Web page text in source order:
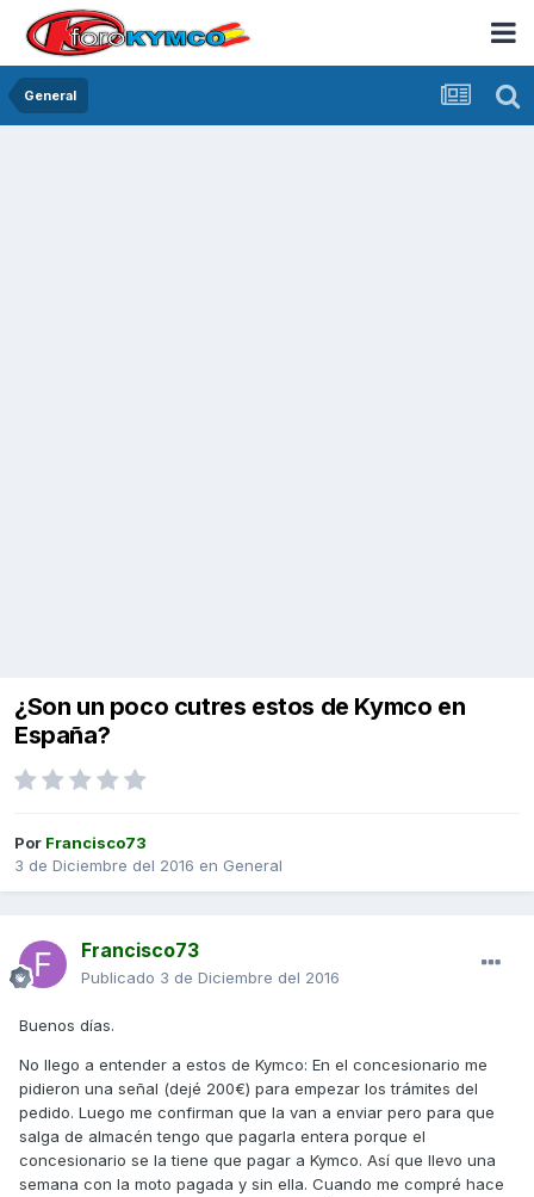
General
¿Son un poco cutres estos de Kymco en
España?
Por Francisco73
3 de Diciembre del 2016 en General
Francisco73
Publicado 3 de Diciembre del 2016
Buenos días.
No llego a entender a estos de Kymco: En el concesionario me
pidieron una señal (dejé 200€) para empezar los trámites del
pedido. Luego me confirman que la van a enviar pero para que
salga de almacén tengo que pagarla entera porque el
concesionario se la tiene que pagar a Kymco. Así que llevo una
semana con la moto pagada y sin ella. Cuando me compré hace